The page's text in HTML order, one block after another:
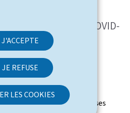
J'ACCEPTE
JE REFUSE
LES COOKIES
à la crise COVID-
plans d'action et de
par le gouvernement,
déployé ses ressources et ses